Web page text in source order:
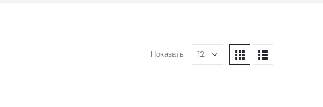
Показать: